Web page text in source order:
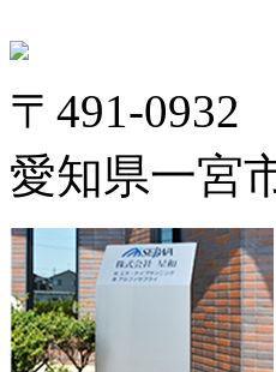
〒491-0932
愛知県一宮